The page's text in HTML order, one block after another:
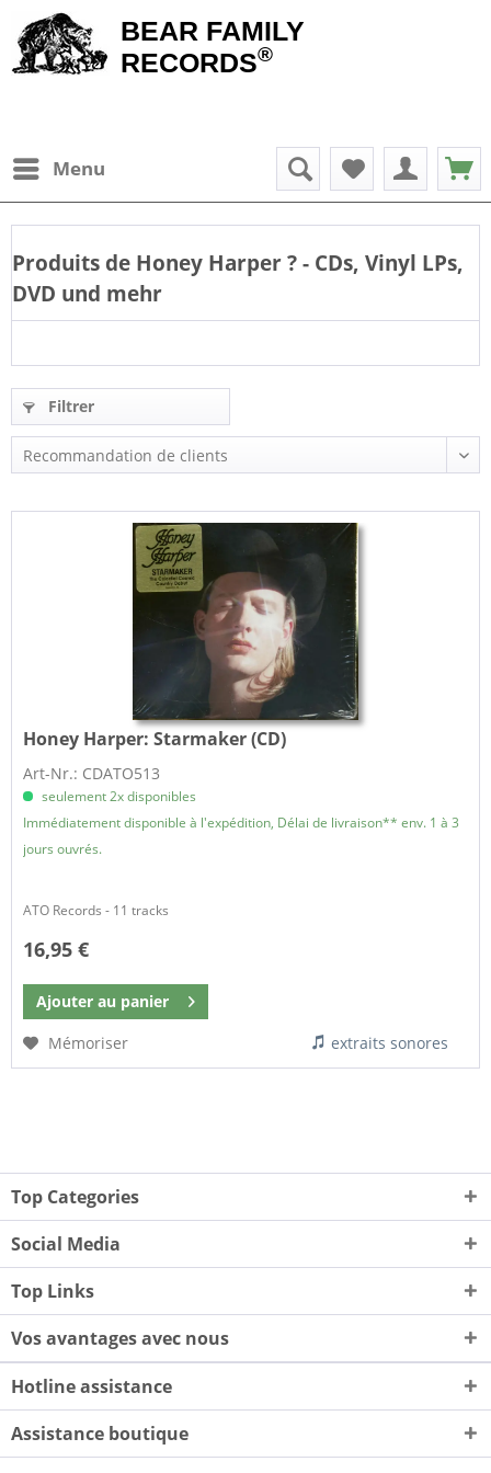
BEAR FAMILY
RECORDS®
Menu
Produits de Honey Harper? - CDs, Vinyl LPs,
DVD und mehr
Filtrer
Honey Harper:Starmaker (CD)
Art-Nr.: CDATO513
seulement 2x disponibles
Immédiatement disponible à l'expédition, Délai de livraison** env. 1 à 3
jours ouvrés.
ATO Records - 11 tracks
16,95 €
Ajouter au panier
Mémoriser
extraits sonores
Top Categories
Social Media
Top Links
Vos avantages avec nous
Hotline assistance
Assistance boutique